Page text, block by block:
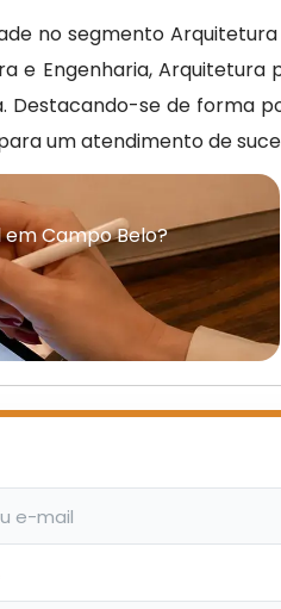
no segmento
Engenharia, Arquitetura
se de forma
um atendimento de
Campo Belo?